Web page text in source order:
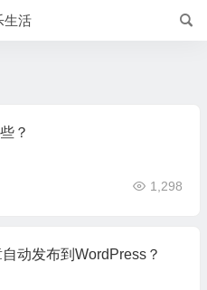
生活
？
1,298
动发布到WordPress？